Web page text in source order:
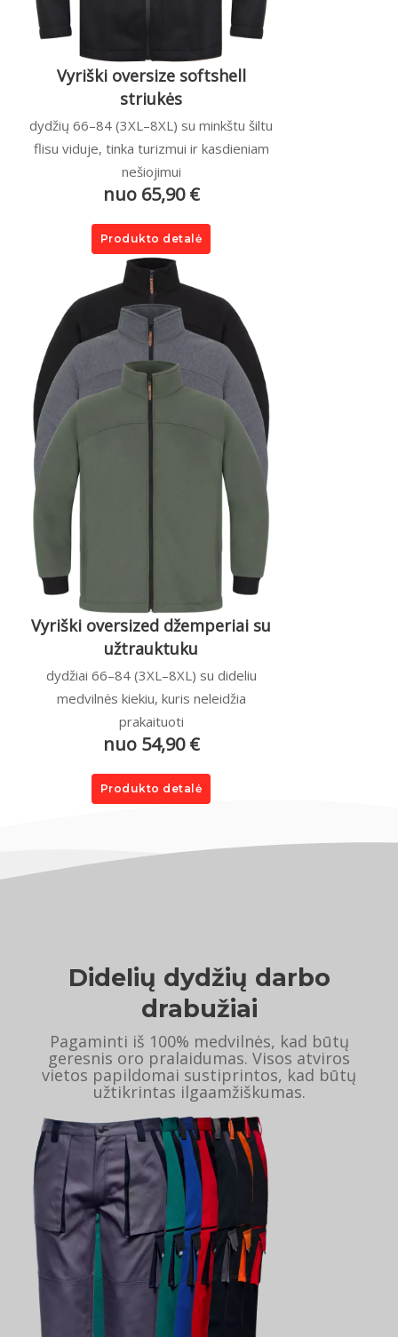
Vyriški oversize softshell
striukės
dydžių 66–84 (3XL–8XL) su minkštu šiltu
flisu viduje, tinka turizmui ir kasdieniam
nešiojimui
nuo 65,90 €
Produkto detalė
Vyriški oversized džemperiai su
užtrauktuku
dydžiai 66–84 (3XL–8XL) su dideliu
medvilnės kiekiu, kuris neleidžia
prakaituoti
nuo 54,90 €
Produkto detalė
Didelių dydžių darbo
drabužiai
Pagaminti iš 100% medvilnės, kad būtų
geresnis oro pralaidumas. Visos atviros
vietos papildomai sustiprintos, kad būtų
užtikrintas ilgaamžiškumas.